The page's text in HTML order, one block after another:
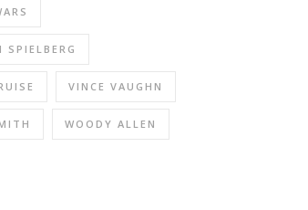
SPIELBERG
VINCE VAUGHN
WOODY ALLEN